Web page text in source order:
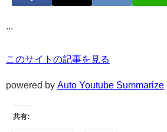
...
このサイトの記事を見る
powered by Auto Youtube Summarize
共有: